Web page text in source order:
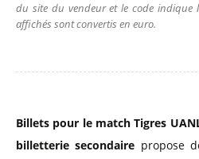
du site du vendeur et le code indique
affichés sont convertis en euro.
Billets pour le match Tigres
billetterie secondaire propose